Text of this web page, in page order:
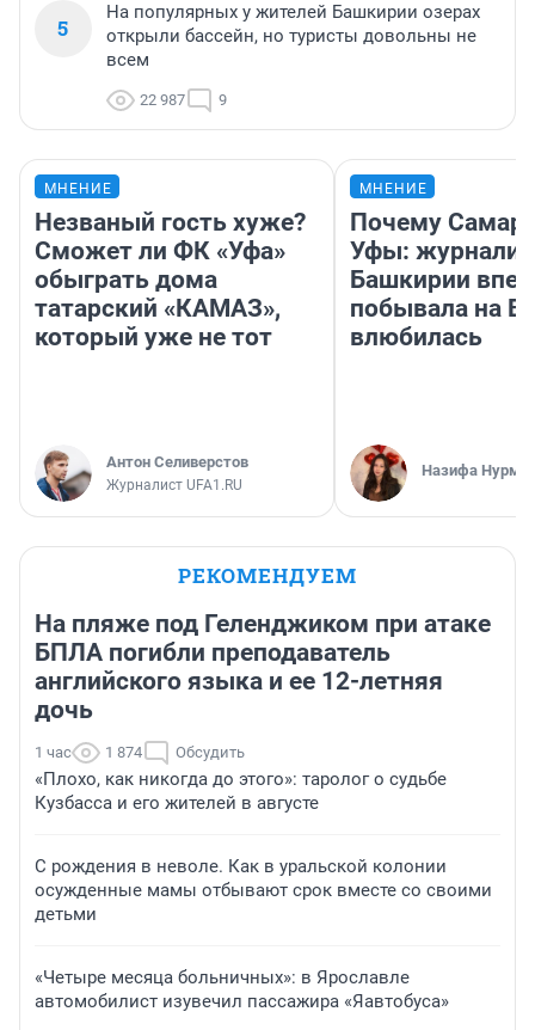
5
На популярных у жителей Башкирии озерах
открыли бассейн, но туристы довольны не
всем
22 987 9
МНЕНИЕ
Незваный гость хуже?
Сможет ли ФК «Уфа»
обыграть дома
татарский «КАМАЗ»,
который уже не тот
Антон Селиверстов
Журналист UFA1.RU
МНЕНИЕ
Почему
Уфы:
Башкирии
побывала на
влюбилась
Назифа
РЕКОМЕНДУЕМ
На пляже под Геленджиком при атаке
БПЛА погибли преподаватель
английского языка и ее 12-летняя
дочь
1 час 1 874 Обсудить
«Плохо, как никогда до этого»: таролог о судьбе
Кузбасса и его жителей в августе
С рождения в неволе. Как в уральской колонии
осужденные мамы отбывают срок вместе со своими
детьми
«Четыре месяца больничных»: в Ярославле
автомобилист изувечил пассажира «Яавтобуса»